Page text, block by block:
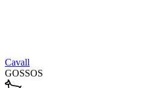
Cavall
GOSSOS